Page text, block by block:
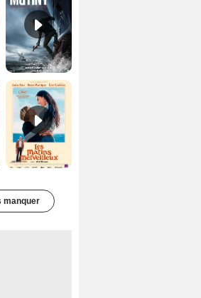
Les Matins merveilleux Bande-annonce VF
manquer